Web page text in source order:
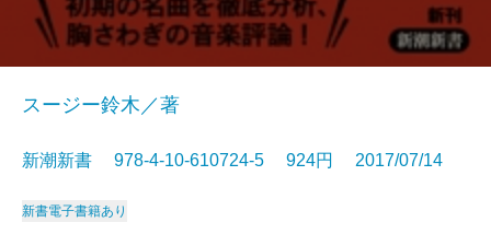
スージー鈴木／著
新潮新書 978-4-10-610724-5 924円 2017/07/14
新書電子書籍あり